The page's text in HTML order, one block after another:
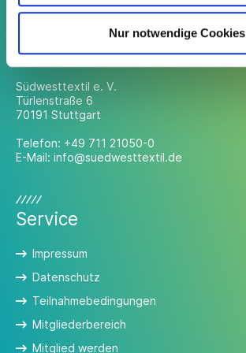
Nur notwendige Cookies
Kontakt
Südwesttextil e. V.
Türlenstraße 6
70191 Stuttgart
Telefon: +49 711 21050-0
E-Mail: info@suedwesttextil.de
Service
Impressum
Datenschutz
Teilnahmebedingungen
Mitgliederbereich
Mitglied werden